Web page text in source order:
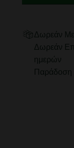
Δωρεάν
Δωρεάν
ημερών
Παράδοση